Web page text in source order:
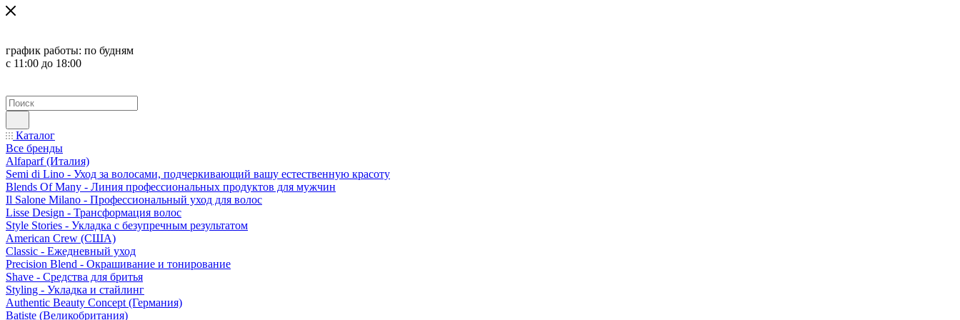
график работы: по будням
с 11:00 до 18:00
Каталог
Все бренды
Alfaparf (Италия)
Semi di Lino - Уход за волосами, подчеркивающий вашу естественную красоту
Blends Of Many - Линия профессиональных продуктов для мужчин
Il Salone Milano - Профессиональный уход для волос
Lisse Design - Трансформация волос
Style Stories - Укладка с безупречным результатом
American Crew (США)
Classic - Ежедневный уход
Precision Blend - Окрашивание и тонирование
Shave - Средства для бритья
Styling - Укладка и стайлинг
Authentic Beauty Concept (Германия)
Batiste (Великобритания)